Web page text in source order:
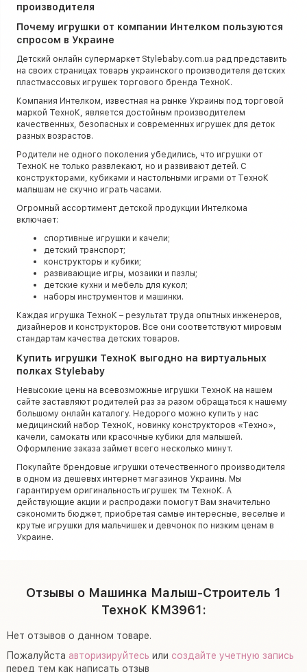
производителя
Почему игрушки от компании Интелком пользуются
спросом в Украине
Детский онлайн супермаркет Stylebaby.com.ua рад представить
на своих страницах товары украинского производителя детских
пластмассовых игрушек торгового бренда ТехноК.
Компания Интелком, известная на рынке Украины под торговой
маркой ТехноК, является достойным производителем
качественных, безопасных и современных игрушек для деток
разных возрастов.
Родители не одного поколения убедились, что игрушки от
ТехноК не только развлекают, но и развивают детей. С
конструкторами, кубиками и настольными играми от ТехноК
малышам не скучно играть часами.
Огромный ассортимент детской продукции Интелкома
включает:
спортивные игрушки и качели;
детский транспорт;
конструкторы и кубики;
развивающие игры, мозаики и пазлы;
детские кухни и мебель для кукол;
наборы инструментов и машинки.
Каждая игрушка ТехноК – результат труда опытных инженеров,
дизайнеров и конструкторов. Все они соответствуют мировым
стандартам качества детских товаров.
Купить игрушки ТехноК выгодно на виртуальных
полках Stylebaby
Невысокие цены на всевозможные игрушки ТехноК на нашем
сайте заставляют родителей раз за разом обращаться к нашему
большому онлайн каталогу. Недорого можно купить у нас
медицинский набор ТехноК, новинку конструкторов «Техно»,
качели, самокаты или красочные кубики для малышей.
Оформление заказа займет всего несколько минут.
Покупайте брендовые игрушки отечественного производителя
в одном из дешевых интернет магазинов Украины. Мы
гарантируем оригинальность игрушек тм ТехноК. А
действующие акции и распродажи помогут Вам значительно
сэкономить бюджет, приобретая самые интересные, веселые и
крутые игрушки для мальчишек и девчонок по низким ценам в
Украине.
Отзывы о Машинка Малыш-Строитель 1
ТехноК KM3961:
Нет отзывов о данном товаре.
Пожалуйста авторизируйтесь или создайте учетную запись
перед тем как написать отзыв